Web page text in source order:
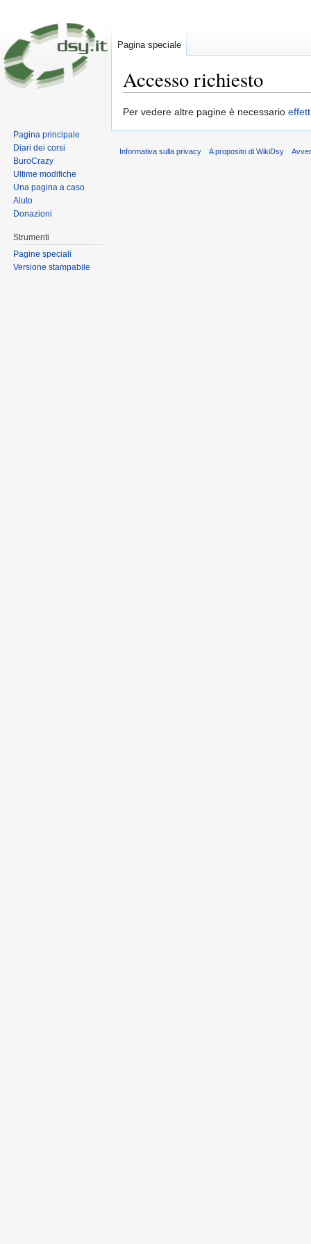
Accesso richiesto
Per vedere altre pagine è necessario
Pagina speciale
Pagina principale
Diari dei corsi
BuroCrazy
Ultime modifiche
Una pagina a caso
Aiuto
Donazioni
Strumenti
Pagine speciali
Versione stampabile
Informativa sulla privacy A proposito di WikiDsy